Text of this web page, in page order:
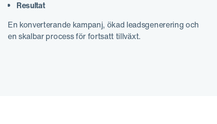
Resultat
En konverterande kampanj, ökad leadsgenerering och
en skalbar process för fortsatt tillväxt.